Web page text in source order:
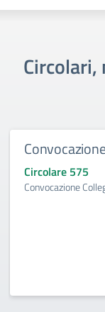
Circolare 575
Convocazione